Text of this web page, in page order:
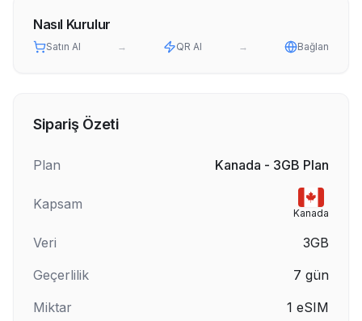
Nasıl Kurulur
Satın Al → QR Al → Bağlan
Sipariş Özeti
Plan Kanada - 3GB Plan
Kapsam
Kanada
Veri
3GB
Geçerlilik
7 gün
Miktar
1 eSIM